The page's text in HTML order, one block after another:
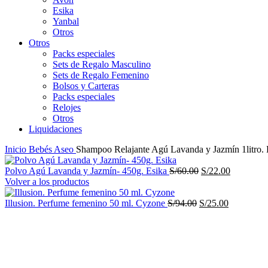
Esika
Yanbal
Otros
Otros
Packs especiales
Sets de Regalo Masculino
Sets de Regalo Femenino
Bolsos y Carteras
Packs especiales
Relojes
Otros
Liquidaciones
Inicio Bebés Aseo Shampoo Relajante Agú Lavanda y Jazmín 1litro.
Polvo Agú Lavanda y Jazmín- 450g. Esika S/60.00 El
era:
S/22.00El
Volver a los productos
Illusion​. Perfume femenino 50 ml. Cyzone S/94.00 El
S/25.00El